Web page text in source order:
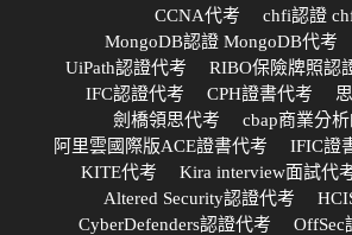
CCNA代考
chfi認證
MongoDB認證 MongoDB代考
UiPath認證代考
RIBO保險牌照認
IFC認證代考
CPH證書代考
劍橋領思代考
cbap商業分
阿里雲國際版ACE證書代考
IFIC證
KITE代考
Kira interview面試代
Altered Security認證代考
CyberDefenders認證代考
OffSec